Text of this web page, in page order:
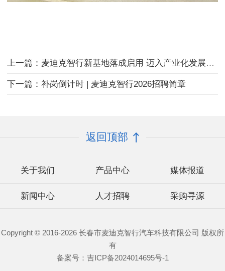
上一篇：麦迪克智行新基地落成启用 迈入产业化发展新阶段
下一篇：补岗倒计时 | 麦迪克智行2026招聘简章
返回顶部
关于我们 产品中心 媒体报道
新闻中心 人才招聘 采购寻源
Copyright © 2016-2026 长春市麦迪克智行汽车科技有限公司 版权所
有
备案号： 吉ICP备2024014695号-1